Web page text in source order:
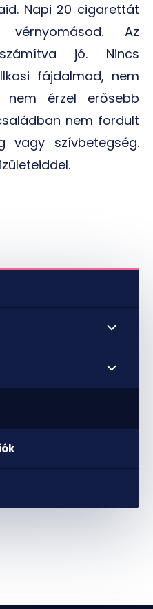
Napi 20 cigarettát
Az
jó. Nincs
fájdalmad, nem
érzel erősebb
nem fordult
vagy szívbetegség.